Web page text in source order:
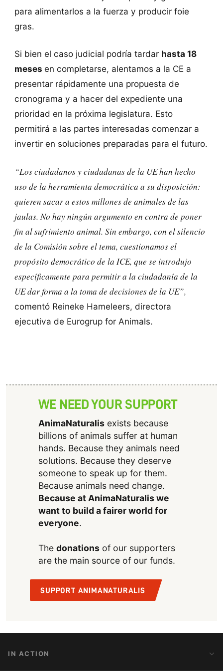
para alimentarlos a la fuerza y ​​producir foie
gras.
Si bien el caso judicial podría tardar hasta 18
meses en completarse, alentamos a la CE a
presentar rápidamente una propuesta de
cronograma y a hacer del expediente una
prioridad en la próxima legislatura. Esto
permitirá a las partes interesadas comenzar a
invertir en soluciones preparadas para el futuro.
“Los ciudadanos y ciudadanas de la UE han hecho
uso de la herramienta democrática a su disposición:
quieren sacar a estos millones de animales de las
jaulas. No hay ningún argumento en contra de poner
fin al sufrimiento animal. Sin embargo, con el silencio
de la Comisión sobre el tema, cuestionamos el
propósito democrático de la ICE, que se introdujo
específicamente para permitir a la ciudadanía de la
UE dar forma a la toma de decisiones de la UE”,
comentó Reineke Hameleers, directora
ejecutiva de Eurogrup for Animals.
WE NEED YOUR SUPPORT
AnimaNaturalisexists because
billions of animals suffer at human
hands. Because they animals need
solutions. Because they deserve
someone to speak up for them.
Because animals need change.
Because at AnimaNaturalis we
want to build a fairer world for
everyone.
The donationsof our supporters
are the main source of our funds.
SUPPORT ANIMANATURALIS
IN ACTION